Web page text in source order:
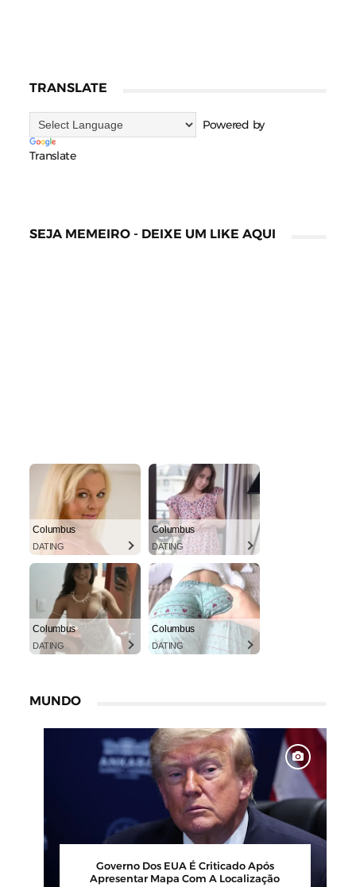
TRANSLATE
Powered by
Translate
SEJA MEMEIRO - DEIXE UM LIKE AQUI
Columbus
DATING
Columbus
DATING
Columbus
DATING
Columbus
DATING
MUNDO
Governo Dos EUA É Criticado Após
Apresentar Mapa Com A Localização